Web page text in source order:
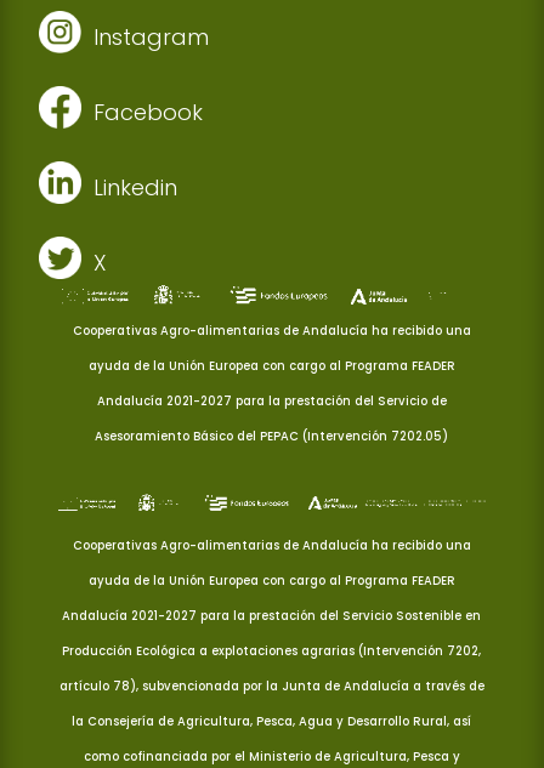
Instagram
Facebook
Linkedin
X
Cooperativas Agro-alimentarias de Andalucía ha recibido una
ayuda de la Unión Europea con cargo al Programa FEADER
Andalucía 2021-2027 para la prestación del Servicio de
Asesoramiento Básico del PEPAC (Intervención 7202.05)
Cooperativas Agro-alimentarias de Andalucía ha recibido una
ayuda de la Unión Europea con cargo al Programa FEADER
Andalucía 2021-2027 para la prestación del Servicio Sostenible en
Producción Ecológica a explotaciones agrarias (Intervención 7202,
artículo 78), subvencionada por la Junta de Andalucía a través de
la Consejería de Agricultura, Pesca, Agua y Desarrollo Rural, así
como cofinanciada por el Ministerio de Agricultura, Pesca y